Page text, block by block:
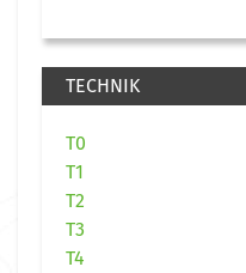
TECHNIK
T0
T1
T2
T3
T4